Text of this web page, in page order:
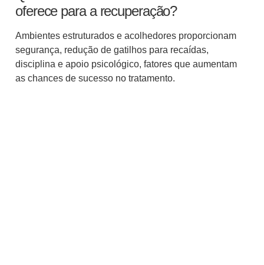
oferece para a recuperação?
Ambientes estruturados e acolhedores proporcionam
segurança, redução de gatilhos para recaídas,
disciplina e apoio psicológico, fatores que aumentam
as chances de sucesso no tratamento.